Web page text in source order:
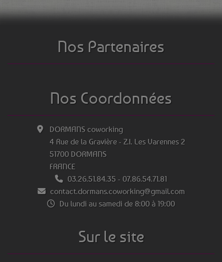
Nos Partenaires
Nos Coordonnées
DORMANS coworking
4 Rue de la Gravière - Z.I. Les Varennes 2
51700 DORMANS
FRANCE
03.26.51.84.35 - 07.86.54.71.81
contact.dormans.coworking@gmail.com
Du lundi au samedi de 8:00 à 19:00
Sur le site